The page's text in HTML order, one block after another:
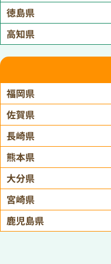
徳島県
高知県
福岡県
佐賀県
長崎県
熊本県
大分県
宮崎県
鹿児島県